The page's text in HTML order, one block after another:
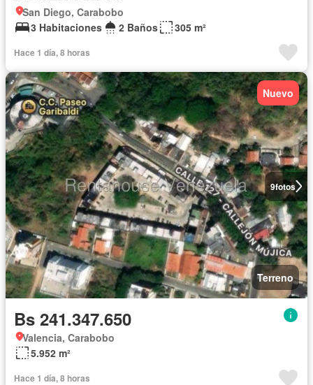
San Diego, Carabobo
3 Habitaciones
2 Baños 305 m²
Hace 1 día, 8 horas
9fotos
Nuevo
Terreno
Bs 241.347.650
Valencia, Carabobo
5.952 m²
Hace 1 día, 8 horas